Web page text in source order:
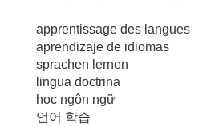
apprentissage des langues
aprendizaje de idiomas
sprachen lernen
lingua doctrina
học ngôn ngữ
언어 학습